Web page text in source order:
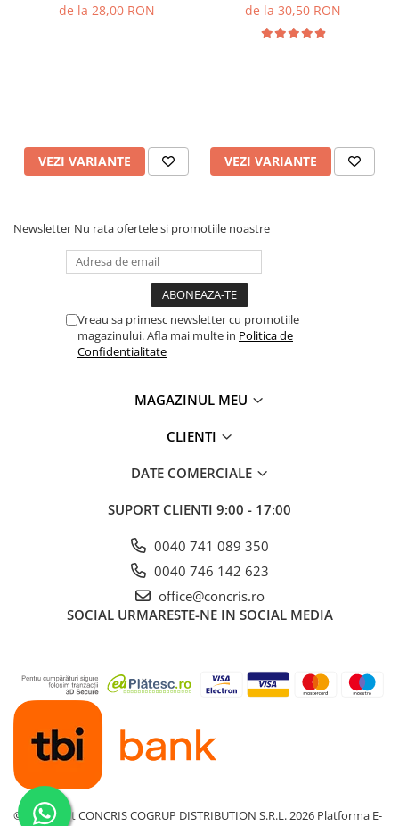
de la 28,00 RON
VEZI VARIANTE
de la 30,50 RON
VEZI VARIANTE
Newsletter Nu rata ofertele si promotiile noastre
Vreau sa primesc newsletter cu promotiile
magazinului. Afla mai multe in Politica de
Confidentialitate
MAGAZINUL MEU
CLIENTI
DATE COMERCIALE
SUPORT CLIENTI 9:00 - 17:00
0040 741 089 350
0040 746 142 623
office@concris.ro
SOCIAL URMARESTE-NE IN SOCIAL MEDIA
©Copyright CONCRIS COGRUP DISTRIBUTION S.R.L. 2026 Platforma E-